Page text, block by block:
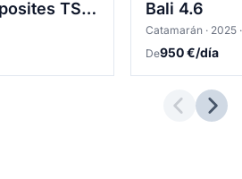
Marsaudon Composites TS 50 Bali 4.6
Catamarán · 2025
De950 €/día